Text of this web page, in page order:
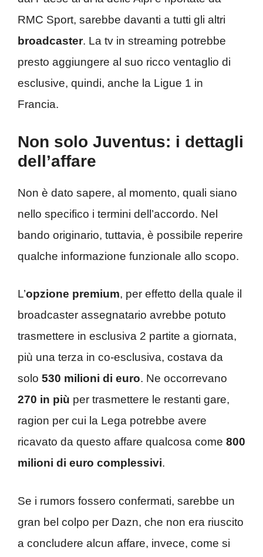
RMC Sport, sarebbe davanti a tutti gli altri
broadcaster. La tv in streaming potrebbe
presto aggiungere al suo ricco ventaglio di
esclusive, quindi, anche la Ligue 1 in
Francia.
Non solo Juventus: i dettagli
dell’affare
Non è dato sapere, al momento, quali siano
nello specifico i termini dell’accordo. Nel
bando originario, tuttavia, è possibile reperire
qualche informazione funzionale allo scopo.
L’opzione premium, per effetto della quale il
broadcaster assegnatario avrebbe potuto
trasmettere in esclusiva 2 partite a giornata,
più una terza in co-esclusiva, costava da
solo 530 milioni di euro. Ne occorrevano
270 in più per trasmettere le restanti gare,
ragion per cui la Lega potrebbe avere
ricavato da questo affare qualcosa come 800
milioni di euro complessivi.
Se i rumors fossero confermati, sarebbe un
gran bel colpo per Dazn, che non era riuscito
a concludere alcun affare, invece, come si